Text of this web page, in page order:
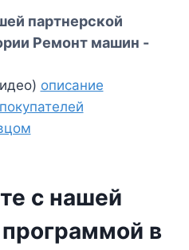
партнерской
Ремонт машин -
описание
покупателей
с нашей
в